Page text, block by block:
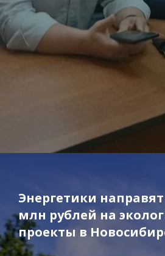
Энергетики
млн рублей на
проекты в